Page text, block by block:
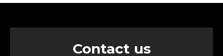
Contact us